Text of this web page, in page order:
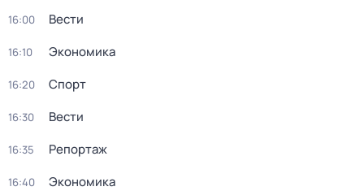
16:00 Вести
16:10 Экономика
16:20 Спорт
16:30 Вести
16:35 Репортаж
16:40 Экономика